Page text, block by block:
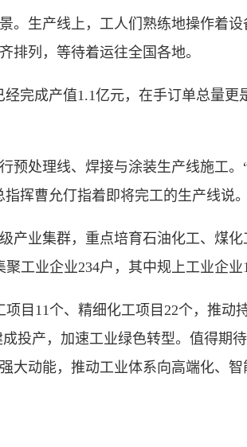
生产线上，工人们熟练地操作着设
排列，等待着运往全国各地。
完成产值1.1亿元，在手订单总量更
处理线、焊接与涂装生产线施工。
挥曹允仃指着即将完工的生产线说。
业集群，重点培育石油化工、煤化
工业企业234户，其中规上工业企业
11个、精细化工项目22个，推动
投产，加速工业绿色转型。值得期
大动能，推动工业体系向高端化、